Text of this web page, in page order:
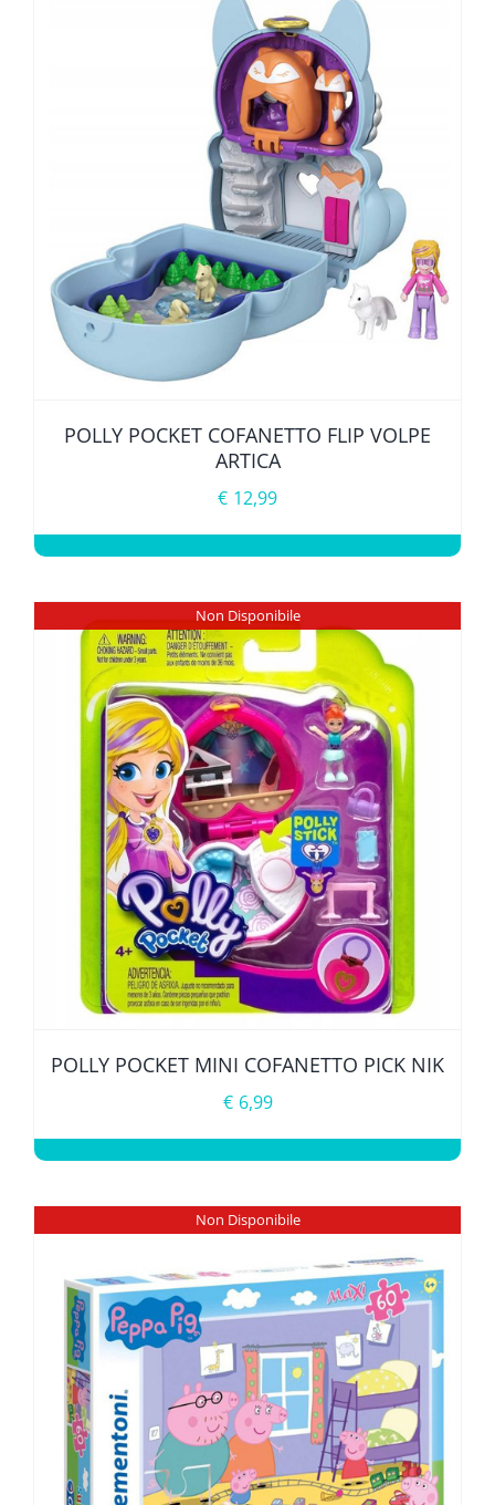
POLLY POCKET COFANETTO FLIP VOLPE
ARTICA
€ 12,99
Non Disponibile
POLLY POCKET MINI COFANETTO PICK NIK
€ 6,99
Non Disponibile